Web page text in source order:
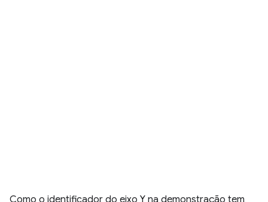
Como o identificador do eixo Y na demonstração tem